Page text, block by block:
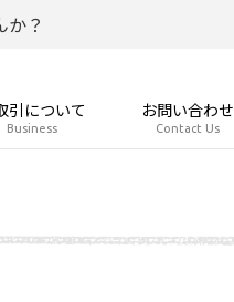
？
引について
Business
お問い合わせ
Contact Us